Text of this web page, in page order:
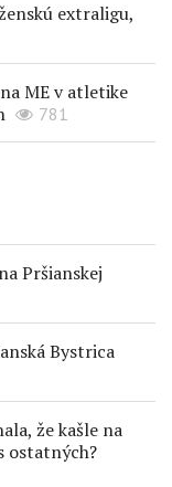
extraligu,
ME v atletike
781
Pršianskej
Bystrica
že kašle na
ostatných?